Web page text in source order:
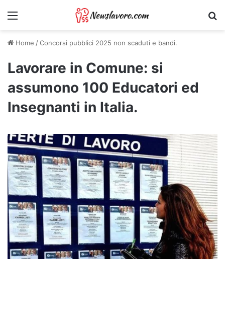
Menu
Home /Concorsi pubblici 2025 non scaduti e bandi.
Lavorare in Comune: si
assumono 100 Educatori ed
Insegnanti in Italia.